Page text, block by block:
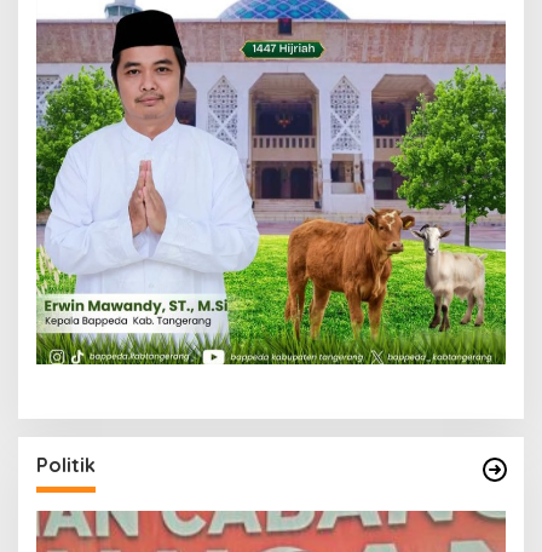
Politik